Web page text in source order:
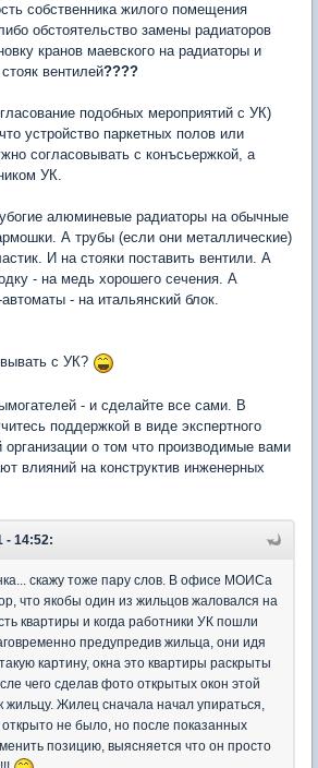
собственника жилого помещения
обстоятельство замены радиаторов
кранов маевского на радиаторы и
вентилей????
подобных мероприятий с УК)
устройство паркетных полов или
согласовывать с конъсьержкой, а
УК.
алюминевые радиаторы на обычные
А трубы (если они металлические)
И на стояки поставить вентили. А
- на медь хорошего сечения. А
- на итальянский блок.
с УК?
- и сделайте все сами. В
поддержкой в виде экспертного
организации о том что производимые вами
влияний на конструктив инженерных
- 14:52:
скажу тоже пару слов. В офисе МОИСа
что якобы один из жильцов жаловался на
квартиры и когда работники УК пошли
предупредив жильца, они идя
картину, окна это квартиры раскрыты
чего сделав фото открытых окон этой
жильцу. Жилец сначала начал упираться,
открыто не было, но после показанных
позицию, выясняется что он просто